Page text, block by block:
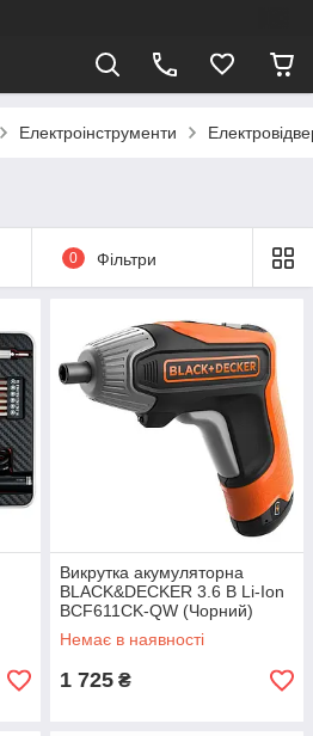
Електроінструменти
0 Фільтри
Викрутка акумуляторна
BLACK&DECKER 3.6 В Li-Ion
BCF611CK-QW (Чорний)
Немає в наявності
1 725 ₴